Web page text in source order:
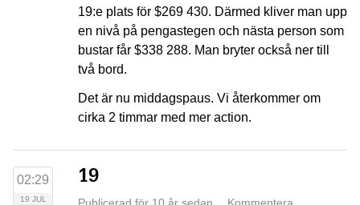
19:e plats för $269 430. Därmed kliver man upp
en nivå på pengastegen och nästa person som
bustar får $338 288. Man bryter också ner till
två bord.
Det är nu middagspaus. Vi återkommer om
cirka 2 timmar med mer action.
02:29
19 JUL
19